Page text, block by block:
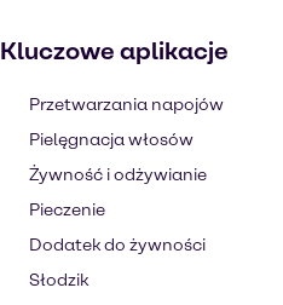
Kluczowe aplikacje
Przetwarzania napojów
Pielęgnacja włosów
Żywność i odżywianie
Pieczenie
Dodatek do żywności
Słodzik